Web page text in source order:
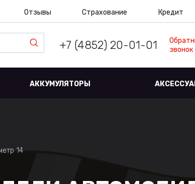
Отзывы Страхование Кредит
+7 (4852) 20-01-01
звонок
АККУМУЛЯТОРЫ
14